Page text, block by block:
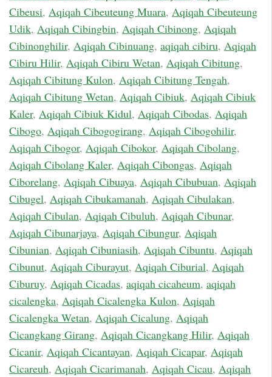
Cibeusi, Aqiqah Cibeuteung Muara, Aqiqah Cibeuteung
Udik, Aqiqah Cibingbin, Aqiqah Cibinong, Aqiqah
Cibinonghilir, Aqiqah Cibinuang, aqiqah cibiru, Aqiqah
Cibiru Hilir, Aqiqah Cibiru Wetan, Aqiqah Cibitung,
Aqiqah Cibitung Kulon, Aqiqah Cibitung Tengah,
Aqiqah Cibitung Wetan, Aqiqah Cibiuk, Aqiqah Cibiuk
Kaler, Aqiqah Cibiuk Kidul, Aqiqah Cibodas, Aqiqah
Cibogo, Aqiqah Cibogogirang, Aqiqah Cibogohilir,
Aqiqah Cibogor, Aqiqah Cibokor, Aqiqah Cibolang,
Aqiqah Cibolang Kaler, Aqiqah Cibongas, Aqiqah
Ciborelang, Aqiqah Cibuaya, Aqiqah Cibubuan, Aqiqah
Cibugel, Aqiqah Cibukamanah, Aqiqah Cibulakan,
Aqiqah Cibulan, Aqiqah Cibuluh, Aqiqah Cibunar,
Aqiqah Cibunarjaya, Aqiqah Cibungur, Aqiqah
Cibunian, Aqiqah Cibuniasih, Aqiqah Cibuntu, Aqiqah
Cibunut, Aqiqah Ciburayut, Aqiqah Ciburial, Aqiqah
Ciburuy, Aqiqah Cicadas, aqiqah cicaheum, aqiqah
cicalengka, Aqiqah Cicalengka Kulon, Aqiqah
Cicalengka Wetan, Aqiqah Cicalung, Aqiqah
Cicangkang Girang, Aqiqah Cicangkang Hilir, Aqiqah
Cicanir, Aqiqah Cicantayan, Aqiqah Cicapar, Aqiqah
Cicareuh, Aqiqah Cicarimanah, Aqiqah Cicau, Aqiqah